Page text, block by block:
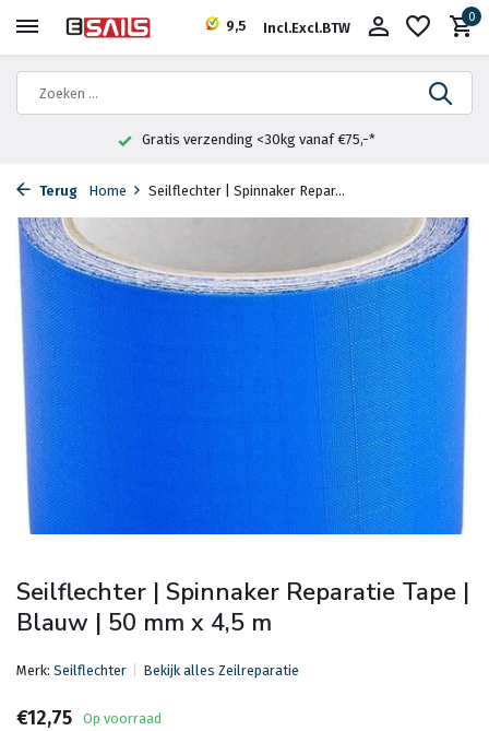
9,5 Incl.Excl.BTW
0
Gratis verzending <30kg vanaf €75,-*
Terug Home Seilflechter | Spinnaker Repar...
Seilflechter | Spinnaker Reparatie Tape |
Blauw | 50 mm x 4,5 m
Merk: Seilflechter Bekijk alles Zeilreparatie
€12,75
Op voorraad